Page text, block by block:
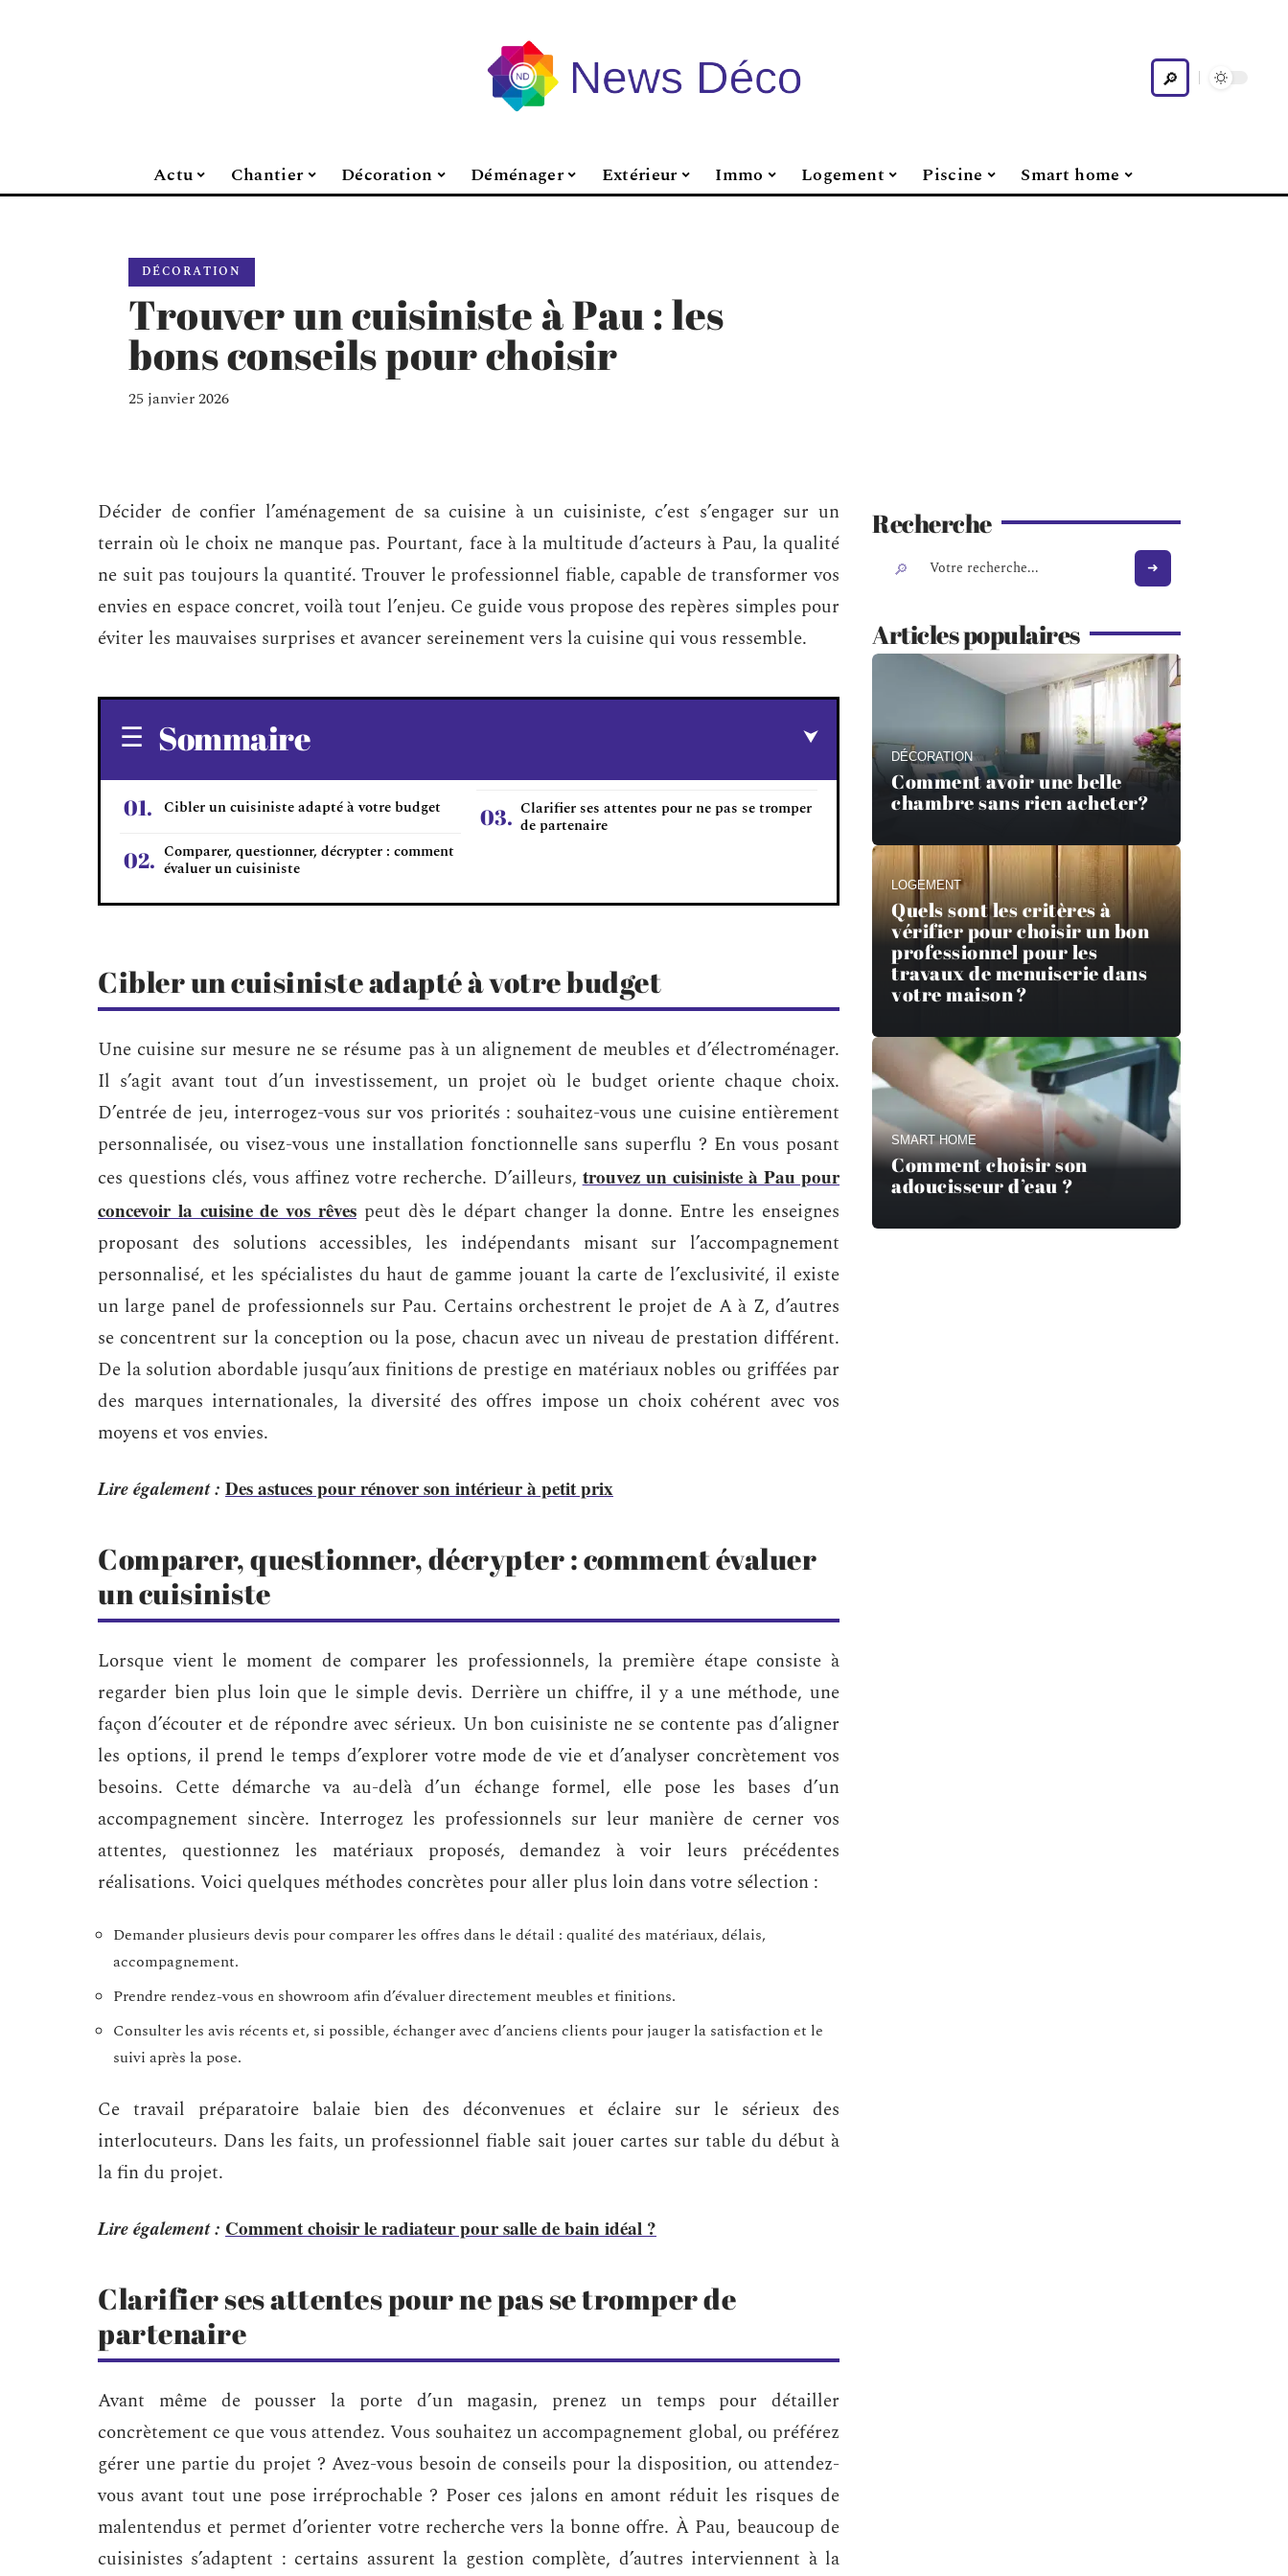
Actu Chantier Décoration Déménager Extérieur Immo Logement Piscine Smart home
DÉCORATION
Trouver un cuisiniste à Pau : les
bons conseils pour choisir
25 janvier 2026
Décider de confier l’aménagement de sa cuisine à un cuisiniste, c’est s’engager sur un
terrain où le choix ne manque pas. Pourtant, face à la multitude d’acteurs à Pau, la qualité
ne suit pas toujours la quantité. Trouver le professionnel fiable, capable de transformer vos
envies en espace concret, voilà tout l’enjeu. Ce guide vous propose des repères simples pour
éviter les mauvaises surprises et avancer sereinement vers la cuisine qui vous ressemble.
Sommaire
Cibler un cuisiniste adapté à votre budget
Comparer, questionner, décrypter : comment
évaluer un cuisiniste
Clarifier ses attentes pour ne pas se tromper
de partenaire
Cibler un cuisiniste adapté à votre budget
Une cuisine sur mesure ne se résume pas à un alignement de meubles et d’électroménager.
Il s’agit avant tout d’un investissement, un projet où le budget oriente chaque choix.
D’entrée de jeu, interrogez-vous sur vos priorités : souhaitez-vous une cuisine entièrement
personnalisée, ou visez-vous une installation fonctionnelle sans superflu ? En vous posant
ces questions clés, vous affinez votre recherche. D’ailleurs,trouvez un cuisiniste à Pau pour
concevoir la cuisine de vos rêves peut dès le départ changer la donne. Entre les enseignes
proposant des solutions accessibles, les indépendants misant sur l’accompagnement
personnalisé, et les spécialistes du haut de gamme jouant la carte de l’exclusivité, il existe
un large panel de professionnels sur Pau. Certains orchestrent le projet de A à Z, d’autres
se concentrent sur la conception ou la pose, chacun avec un niveau de prestation différent.
De la solution abordable jusqu’aux finitions de prestige en matériaux nobles ou griffées par
des marques internationales, la diversité des offres impose un choix cohérent avec vos
moyens et vos envies.
Lire également : Des astuces pour rénover son intérieur à petit prix
Comparer, questionner, décrypter : comment évaluer
un cuisiniste
Lorsque vient le moment de comparer les professionnels, la première étape consiste à
regarder bien plus loin que le simple devis. Derrière un chiffre, il y a une méthode, une
façon d’écouter et de répondre avec sérieux. Un bon cuisiniste ne se contente pas d’aligner
les options, il prend le temps d’explorer votre mode de vie et d’analyser concrètement vos
besoins. Cette démarche va au-delà d’un échange formel, elle pose les bases d’un
accompagnement sincère. Interrogez les professionnels sur leur manière de cerner vos
attentes, questionnez les matériaux proposés, demandez à voir leurs précédentes
réalisations. Voici quelques méthodes concrètes pour aller plus loin dans votre sélection :
Demander plusieurs devis pour comparer les offres dans le détail : qualité des matériaux, délais,
accompagnement.
Prendre rendez-vous en showroom afin d’évaluer directement meubles et finitions.
Consulter les avis récents et, si possible, échanger avec d’anciens clients pour jauger la satisfaction et le
suivi après la pose.
Ce travail préparatoire balaie bien des déconvenues et éclaire sur le sérieux des
interlocuteurs. Dans les faits, un professionnel fiable sait jouer cartes sur table du début à
la fin du projet.
Lire également : Comment choisir le radiateur pour salle de bain idéal ?
Clarifier ses attentes pour ne pas se tromper de
partenaire
Avant même de pousser la porte d’un magasin, prenez un temps pour détailler
concrètement ce que vous attendez. Vous souhaitez un accompagnement global, ou préférez
gérer une partie du projet ? Avez-vous besoin de conseils pour la disposition, ou attendez-
vous avant tout une pose irréprochable ? Poser ces jalons en amont réduit les risques de
malentendus et permet d’orienter votre recherche vers la bonne offre. À Pau, beaucoup de
cuisinistes s’adaptent : certains assurent la gestion complète, d’autres interviennent à la
Recherche
Articles populaires
DÉCORATION
Comment avoir une belle
chambre sans rien acheter?
LOGEMENT
Quels sont les critères à
vérifier pour choisir un bon
professionnel pour les
travaux de menuiserie dans
votre maison ?
SMART HOME
Comment choisir son
adoucisseur d’eau ?